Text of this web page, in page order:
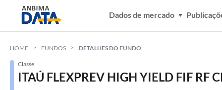
Dados de mercado
HOME FUNDOS DETALHES DO FUNDO
Classe
ITAÚ FLEXPREV HIGH YIELD FIF RF